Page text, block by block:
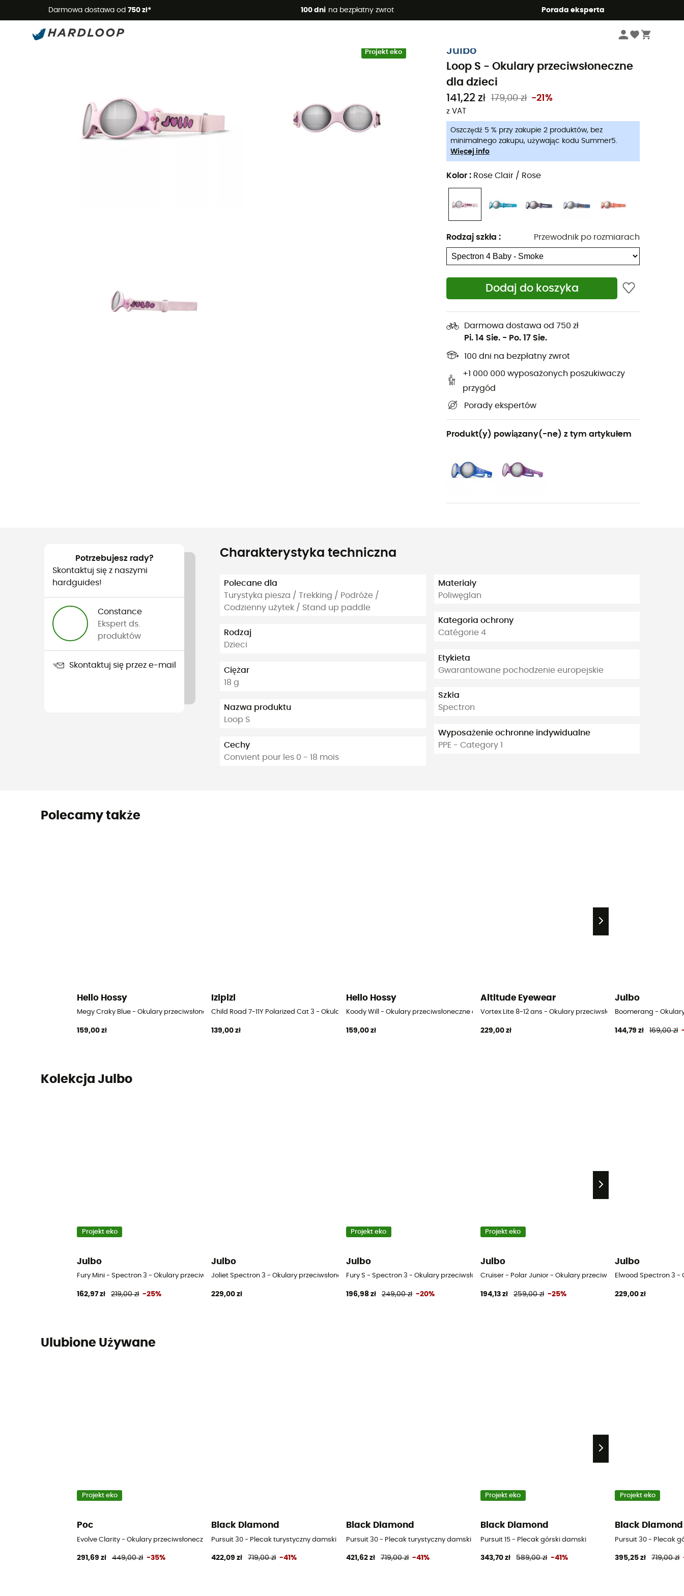
Darmowa dostawa od 750 zł* 100 dni na bezpłatny zwrot Porada eksperta
Letnie promocje 🔥 -5% DODATKOWO przy zakupie 2 produktów*, kod Summer5
Projekt eko
Julbo
Loop S - Okulary przeciwsłoneczne
dla dzieci
141,22 zł 179,00 zł -21%
z VAT
Oszczędź 5 % przy zakupie 2 produktów, bez
minimalnego zakupu, używając kodu Summer5.
Więcej info
Kolor : Rose Clair / Rose
Rodzaj szkła : Przewodnik po rozmiarach
Dodaj do koszyka
Darmowa dostawa od 750 zł
Pi. 14 Sie. - Po. 17 Sie.
100 dni na bezpłatny zwrot
+1 000 000 wyposażonych poszukiwaczy
przygód
Porady ekspertów
Produkt(y) powiązany(-ne) z tym artykułem
Potrzebujesz rady?
Skontaktuj się z naszymi
hardguides!
Constance
Ekspert ds.
produktów
Skontaktuj się przez e-mail
Charakterystyka techniczna
Polecane dla
Turystyka piesza / Trekking / Podróże /
Codzienny użytek / Stand up paddle
Rodzaj
Dzieci
Ciężar
18 g
Nazwa produktu
Loop S
Cechy
Convient pour les 0 - 18 mois
Materiały
Poliwęglan
Kategoria ochrony
Catégorie 4
Etykieta
Gwarantowane pochodzenie europejskie
Szkła
Spectron
Wyposażenie ochronne indywidualne
PPE - Category 1
Polecamy także
Hello Hossy
Megy Craky Blue - Okulary przeciwsłoneczne dla dzieci
159,00 zł
Izipizi
Child Road 7-11Y Polarized Cat 3 - Okulary przeciwsłoneczne dla dzieci
139,00 zł
Hello Hossy
Koody Will - Okulary przeciwsłoneczne dla dzieci
159,00 zł
Altitude Eyewear
Vortex Lite 8-12 ans - Okulary przeciwsłoneczne dla dzieci
229,00 zł
Julbo
Boomerang -
144,79 zł 169,00 zł
Kolekcja Julbo
Projekt eko
Julbo
Fury Mini - Spectron 3 - Okulary przeciwsłoneczne dla dzieci
162,97 zł 219,00 zł -25%
Julbo
Joliet Spectron 3 - Okulary przeciwsłoneczne dla dzieci
229,00 zł
Projekt eko
Julbo
Fury S - Spectron 3 - Okulary przeciwsłoneczne dla dzieci
196,98 zł 249,00 zł -20%
Projekt eko
Julbo
Cruiser - Polar Junior - Okulary przeciwsłoneczne dla dzieci
194,13 zł 259,00 zł -25%
Julbo
Elwood Spectron 3 -
229,00 zł
Ulubione Używane
Projekt eko
Poc
Evolve Clarity - Okulary przeciwsłoneczne dla dzieci
291,69 zł 449,00 zł -35%
Black Diamond
Pursuit 30 - Plecak turystyczny damski
422,09 zł 719,00 zł -41%
Black Diamond
Pursuit 30 - Plecak turystyczny damski
421,62 zł 719,00 zł -41%
Projekt eko
Black Diamond
Pursuit 15 - Plecak górski damski
343,70 zł 589,00 zł -41%
Projekt eko
Black Diamond
Pursuit 30 - Plecak
395,25 zł 719,00 zł